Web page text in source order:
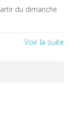
du dimanche
Voir la suite